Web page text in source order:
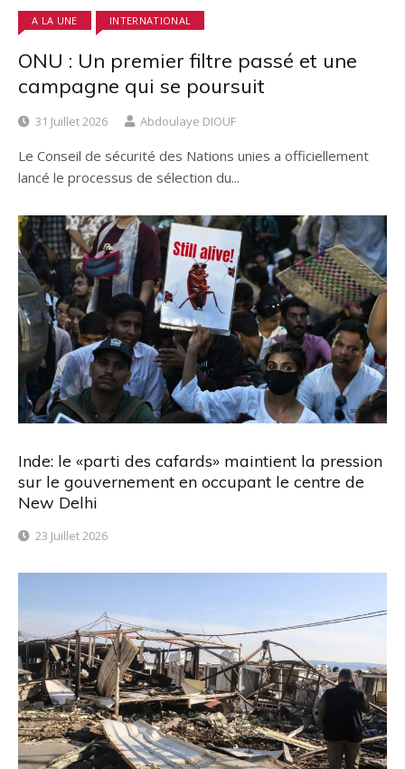
A LA UNE INTERNATIONAL
ONU : ​Un premier filtre passé et une
campagne qui se poursuit
31 Juillet 2026 Abdoulaye DIOUF
​Le Conseil de sécurité des Nations unies a officiellement
lancé le processus de sélection du...
Inde: le «parti des cafards» maintient la pression
sur le gouvernement en occupant le centre de
New Delhi
23 Juillet 2026